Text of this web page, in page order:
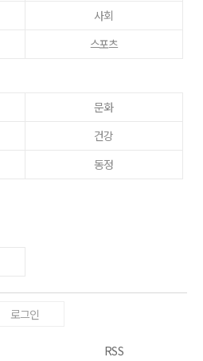
사회
스포츠
문화
건강
동정
로그인
RSS